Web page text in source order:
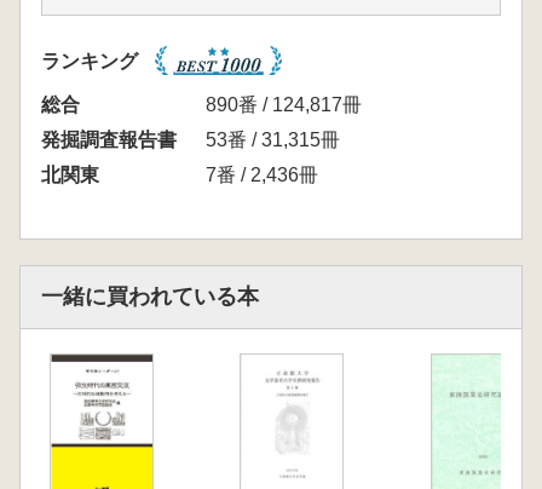
(1)塔跡SB0101
(2)講堂跡SB0102
(3)金堂跡SB0323
(4)中門跡SB0607
(5)掘立柱建物跡
(6)竪穴建物跡
(2)竪穴建物跡
(4)その他の遺構
5 出土遺物
(1)道具瓦
(2)施釉陶器
(3)金属製品
ランキング
総合
890番 / 124,817冊
発掘調査報告書
53番 / 31,315冊
北関東
7番 / 2,436冊
一緒に買われている本